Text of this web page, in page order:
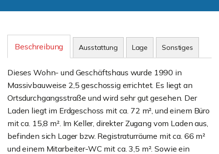
Beschreibung Ausstattung Lage Sonstiges
Dieses Wohn- und Geschäftshaus wurde 1990 in
Massivbauweise 2,5 geschossig errichtet. Es liegt an
Ortsdurchgangsstraße und wird sehr gut gesehen. Der
Laden liegt im Erdgeschoss mit ca. 72 m², und einem Büro
mit ca. 15,8 m². Im Keller, direkter Zugang vom Laden aus,
befinden sich Lager bzw. Registraturräume mit ca. 66 m²
und einem Mitarbeiter-WC mit ca. 3,5 m². Sowie ein